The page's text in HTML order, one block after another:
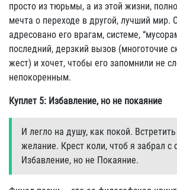
просто из тюрьмы, а из этой жизни,
мечта о переходе в другой, лучший мир.
адресовано его врагам, системе,
последний, дерзкий вызов (многоточие
жест) и хочет, чтобы его запомнили не
непокоренным.
Куплет 5: Избавление, но не покаяние
И легло на дyшy, как покой.
желание. Кpест коли, чтоб я забpал с
Избавление, но не Покаяние.